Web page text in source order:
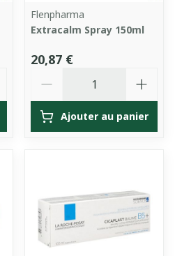
Flenpharma
Extracalm Spray 150ml
20,87 €
Ajouter au panier